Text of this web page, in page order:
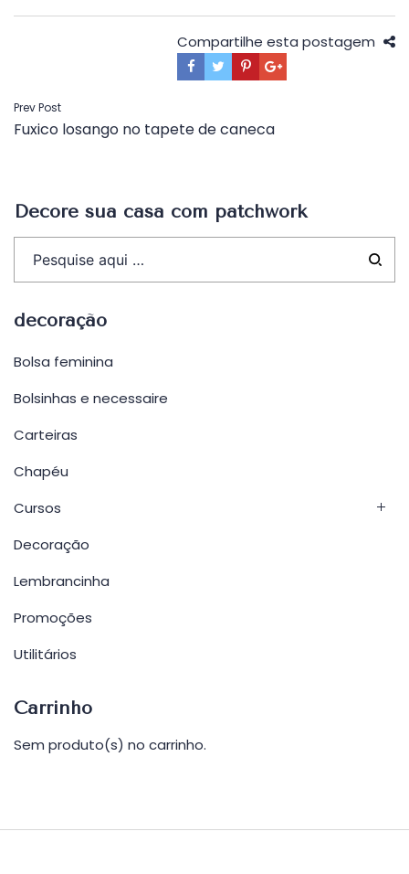
Compartilhe esta postagem
Navegação
de
Prev Post
Fuxico losango no tapete de caneca
Decore sua casa com patchwork
decoração
Bolsa feminina
Bolsinhas e necessaire
Carteiras
Chapéu
Cursos
Decoração
Lembrancinha
Promoções
Utilitários
Carrinho
Sem produto(s) no carrinho.